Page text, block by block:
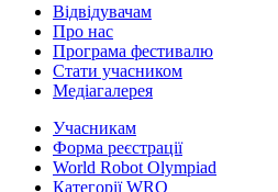
Відвідувачам
Про нас
Програма фестивалю
Стати учасником
Медіагалерея
Учасникам
Форма реєстрації
World Robot Olympiad
Категорії WRO